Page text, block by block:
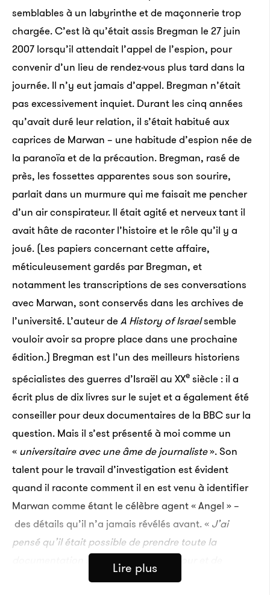
semblables à un labyrinthe et de maçonnerie trop
chargée. C’est là qu’était assis Bregman le 27 juin
2007 lorsqu’il attendait l’appel de l’espion, pour
convenir d’un lieu de rendez-vous plus tard dans la
journée. Il n’y eut jamais d’appel. Bregman n’était
pas excessivement inquiet. Durant les cinq années
qu’avait duré leur relation, il s’était habitué aux
caprices de Marwan – une habitude d’espion née de
la paranoïa et de la précaution. Bregman, rasé de
près, les fossettes apparentes sous son sourire,
parlait dans un murmure qui me faisait me pencher
d’un air conspirateur. Il était agité et nerveux tant il
avait hâte de raconter l’histoire et le rôle qu’il y a
joué. (Les papiers concernant cette affaire,
méticuleusement gardés par Bregman, et
notamment les transcriptions de ses conversations
avec Marwan, sont conservés dans les archives de
l’université. L’auteur de A History of Israelsemble
vouloir avoir sa propre place dans une prochaine
édition.) Bregman est l’un des meilleurs historiens
spécialistes des guerres d’Israël au XXe siècle : il a
écrit plus de dix livres sur le sujet et a également été
conseiller pour deux documentaires de la BBC sur la
question. Mais il s’est présenté à moi comme un
« universitaire avec une âme de journaliste». Son
talent pour le travail d’investigation est évident
quand il raconte comment il en est venu à identifier
Marwan comme étant le célèbre agent « Angel » –
des détails qu’il n’a jamais révélés avant. « J’ai
pensé qu’il était possible de prendre toute la
documentation sur la guerre du Kippour et de
recouper leur identité
», dit-il. Alors qu’il examinait
Lire plus